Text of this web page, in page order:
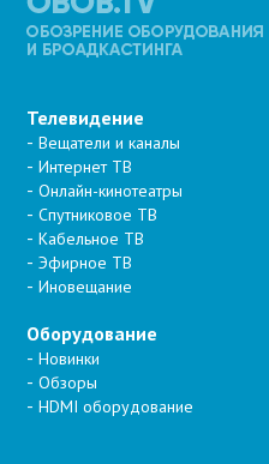
Телевидение
Вещатели и каналы
Интернет ТВ
Онлайн-кинотеатры
Спутниковое ТВ
Кабельное ТВ
Эфирное ТВ
Иновещание
Оборудование
Новинки
Обзоры
HDMI оборудование